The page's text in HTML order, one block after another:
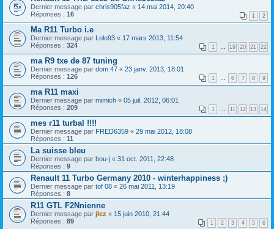
Dernier message par chris905faz « 14 mai 2014, 20:40
Réponses : 16 1 2
Ma R11 Turbo i.e
Dernier message par Lolo93 « 17 mars 2013, 11:54
Réponses : 324 1 19 20 21 22
ma R9 txe de 87 tuning
Dernier message par dom 47 « 23 janv. 2013, 18:01
Réponses : 126 1 6 7 8 9
ma R11 maxi
Dernier message par mimich « 05 juil. 2012, 06:01
Réponses : 209 1 11 12 13 14
mes r11 turbal !!!!
Dernier message par FRED6359 « 29 mai 2012, 18:08
Réponses : 11
La suisse bleu
Dernier message par bou-j « 31 oct. 2011, 22:48
Réponses : 9
Renault 11 Turbo Germany 2010 - winterhappiness ;)
Dernier message par tof 08 « 26 mai 2011, 13:19
Réponses : 8
R11 GTL F2Nnienne
Dernier message par jlez « 15 juin 2010, 21:44
Réponses : 89 1 2 3 4 5 6